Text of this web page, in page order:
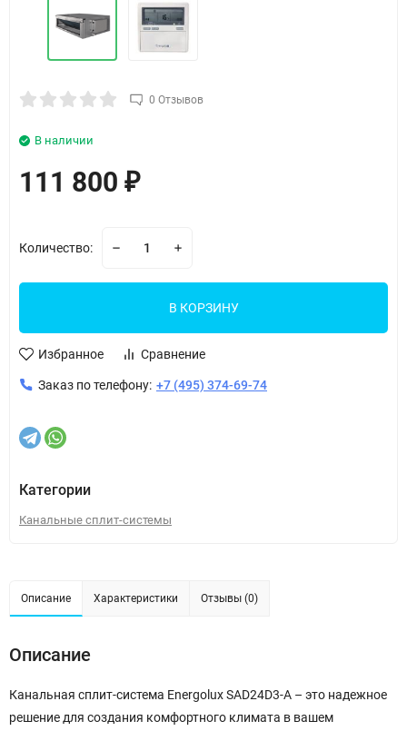
0 Отзывов
В наличии
111 800 ₽
Количество:
В КОРЗИНУ
Избранное Сравнение
Заказ по телефону: +7 (495) 374-69-74
Категории
Канальные сплит-системы
Описание Характеристики Отзывы (0)
Описание
Канальная сплит-система Energolux SAD24D3-A – это надежное
решение для создания комфортного климата в вашем